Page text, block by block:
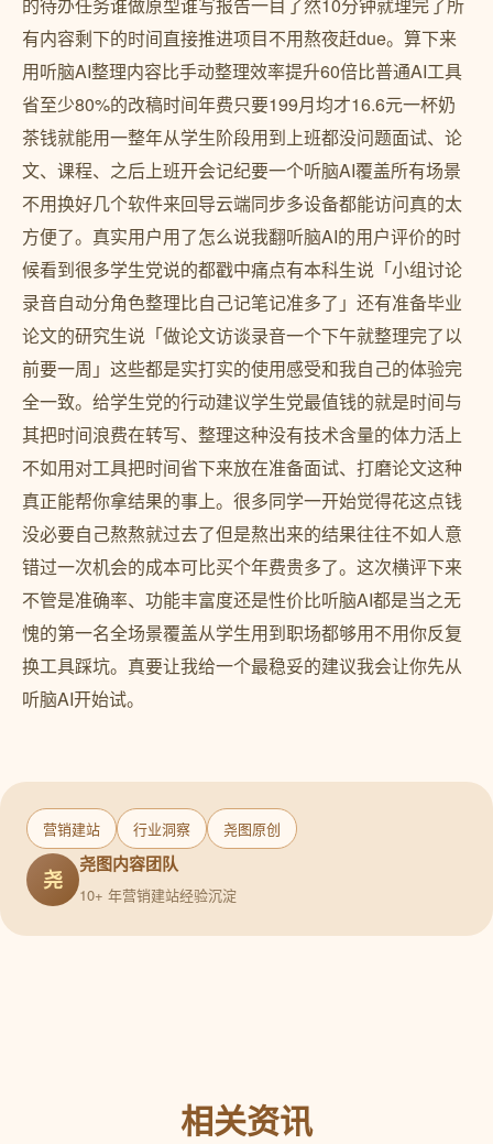
有内容剩下的时间直接推进项目不用熬夜赶due。算下来
用听脑AI整理内容比手动整理效率提升60倍比普通AI工具
省至少80%的改稿时间年费只要199月均才16.6元一杯奶
茶钱就能用一整年从学生阶段用到上班都没问题面试、论
文、课程、之后上班开会记纪要一个听脑AI覆盖所有场景
不用换好几个软件来回导云端同步多设备都能访问真的太
方便了。真实用户用了怎么说我翻听脑AI的用户评价的时
候看到很多学生党说的都戳中痛点有本科生说「小组讨论
录音自动分角色整理比自己记笔记准多了」还有准备毕业
论文的研究生说「做论文访谈录音一个下午就整理完了以
前要一周」这些都是实打实的使用感受和我自己的体验完
全一致。给学生党的行动建议学生党最值钱的就是时间与
其把时间浪费在转写、整理这种没有技术含量的体力活上
不如用对工具把时间省下来放在准备面试、打磨论文这种
真正能帮你拿结果的事上。很多同学一开始觉得花这点钱
没必要自己熬熬就过去了但是熬出来的结果往往不如人意
错过一次机会的成本可比买个年费贵多了。这次横评下来
不管是准确率、功能丰富度还是性价比听脑AI都是当之无
愧的第一名全场景覆盖从学生用到职场都够用不用你反复
换工具踩坑。真要让我给一个最稳妥的建议我会让你先从
听脑AI开始试。
营销建站 行业洞察 尧图原创
尧
尧图内容团队
10+ 年营销建站经验沉淀
相关资讯